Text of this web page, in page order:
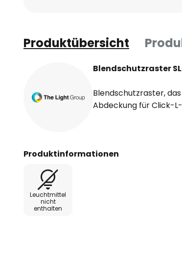
Produktübersicht
Blendschutzraster
Blendschutzraster,
Abdeckung für Click-
Produktinformationen
Leuchtmittel
nicht
enthalten